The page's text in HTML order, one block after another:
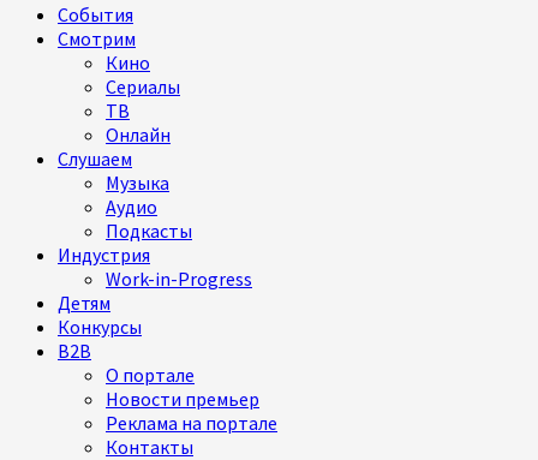
Основное
меню
События
Смотрим
Кино
Сериалы
ТВ
Онлайн
Слушаем
Музыка
Аудио
Подкасты
Индустрия
Work-in-Progress
Детям
Конкурсы
B2B
О портале
Новости премьер
Реклама на портале
Контакты